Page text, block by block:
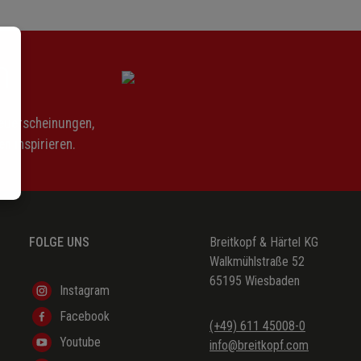
inspirieren.
FOLGE UNS
Instagram
Facebook
Youtube
Breitkopf & Härtel KG
Walkmühlstraße 52
65195 Wiesbaden
(+49) 611 45008-0
info@breitkopf.com